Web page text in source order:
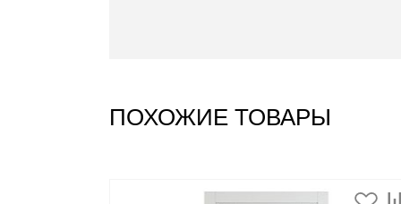
ПОХОЖИЕ ТОВАРЫ